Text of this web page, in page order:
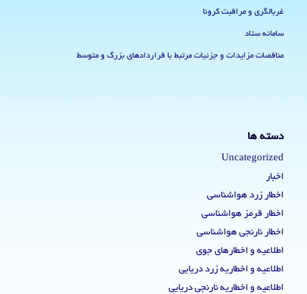
غربالگری و مراقبت کرونا
سامانه ستاد
مناقصات مزایدات و جزئیات مرتبط با قراردادهای بزرگ و متوسط
دسته ها
Uncategorized
اخبار
اخطار زرد هواشناسی
اخطار قرمز هواشناسی
اخطار نارنجی هواشناسی
اطلاعیه و اخطارهای جوی
اطلاعیه و اخطاریه زرد دریایی
اطلاعیه و اخطاریه نارنجی دریایی